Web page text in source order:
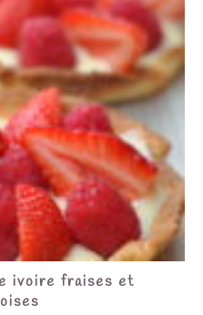
ivoire fraises et